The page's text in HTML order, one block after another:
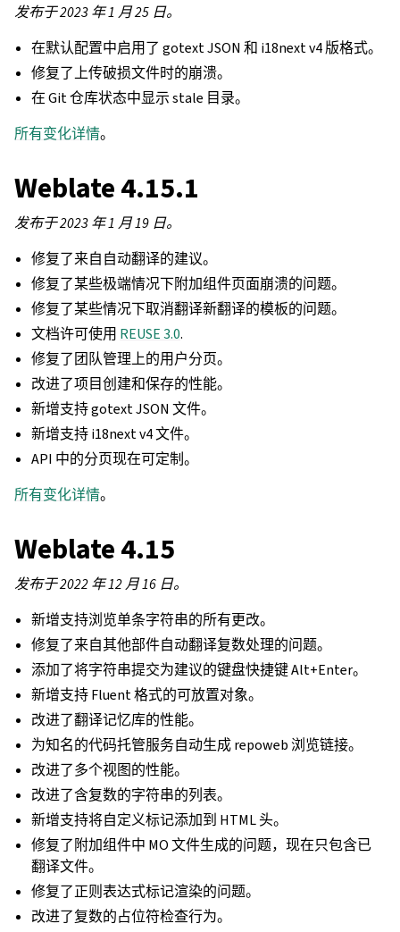
发布于 2023 年 1 月 25 日。
在默认配置中启用了 gotext JSON 和 i18next v4 版格式。
修复了上传破损文件时的崩溃。
在 Git 仓库状态中显示 stale 目录。
所有变化详情。
Weblate 4.15.1
发布于 2023 年 1 月 19 日。
修复了来自自动翻译的建议。
修复了某些极端情况下附加组件页面崩溃的问题。
修复了某些情况下取消翻译新翻译的模板的问题。
文档许可使用 REUSE 3.0.
修复了团队管理上的用户分页。
改进了项目创建和保存的性能。
新增支持 gotext JSON 文件。
新增支持 i18next v4 文件。
API 中的分页现在可定制。
所有变化详情。
Weblate 4.15
发布于 2022 年 12 月 16 日。
新增支持浏览单条字符串的所有更改。
修复了来自其他部件自动翻译复数处理的问题。
添加了将字符串提交为建议的键盘快捷键 Alt+Enter。
新增支持 Fluent 格式的可放置对象。
改进了翻译记忆库的性能。
为知名的代码托管服务自动生成 repoweb 浏览链接。
改进了多个视图的性能。
改进了含复数的字符串的列表。
新增支持将自定义标记添加到 HTML 头。
修复了附加组件中 MO 文件生成的问题，现在只包含已
翻译文件。
修复了正则表达式标记渲染的问题。
改进了复数的占位符检查行为。